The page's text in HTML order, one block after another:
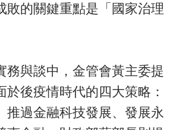
敗的關鍵重點是「國家治理
務與談中，金管會黃主委提
於後疫情時代的四大策略：
推過金融科技發展、發展永